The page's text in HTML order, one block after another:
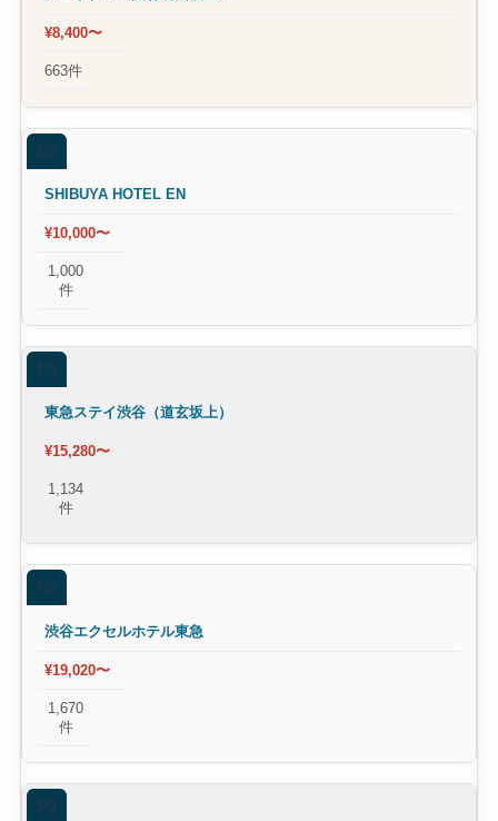
¥8,400〜
663件
2位
SHIBUYA HOTEL EN
¥10,000〜
1,000
件
3位
東急ステイ渋谷（道玄坂上）
¥15,280〜
1,134
件
4位
渋谷エクセルホテル東急
¥19,020〜
1,670
件
5位